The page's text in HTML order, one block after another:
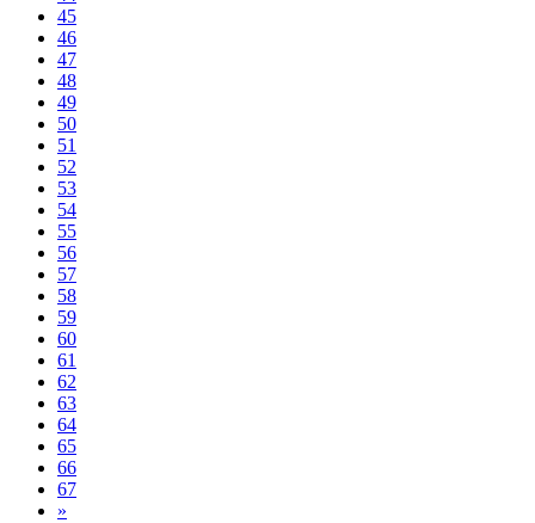
45
46
47
48
49
50
51
52
53
54
55
56
57
58
59
60
61
62
63
64
65
66
67
»